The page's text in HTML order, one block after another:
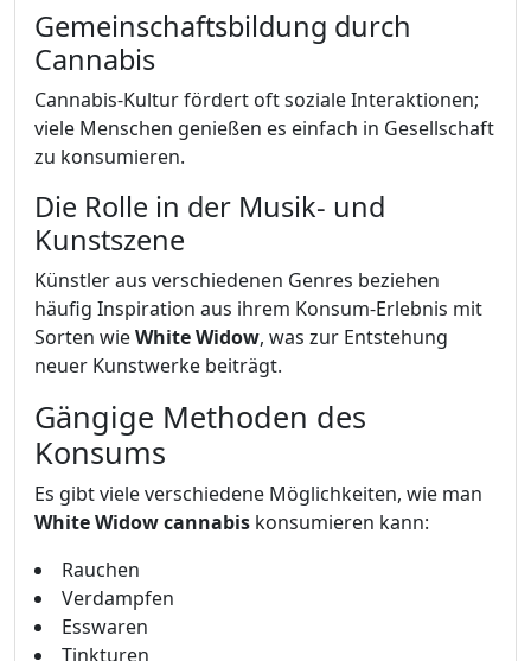
Gemeinschaftsbildung durch
Cannabis
Cannabis-Kultur fördert oft soziale Interaktionen;
viele Menschen genießen es einfach in Gesellschaft
zu konsumieren.
Die Rolle in der Musik- und
Kunstszene
Künstler aus verschiedenen Genres beziehen
häufig Inspiration aus ihrem Konsum-Erlebnis mit
Sorten wieWhite Widow, was zur Entstehung
neuer Kunstwerke beiträgt.
Gängige Methoden des
Konsums
Es gibt viele verschiedene Möglichkeiten, wie man
White Widow cannabis konsumieren kann:
Rauchen
Verdampfen
Esswaren
Tinkturen